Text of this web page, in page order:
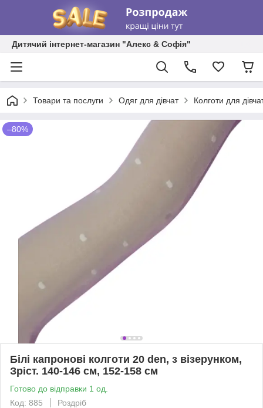
Дитячий інтернет-магазин "Алекс & Софія"
Товари та послуги Одяг для дівчат Колготи для
–80%
Білі капронові колготи 20 den, з візерунком,
Зріст. 140-146 см, 152-158 см
Готово до відправки 1 од.
Код: 885
Роздріб